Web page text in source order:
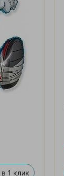
1 клик